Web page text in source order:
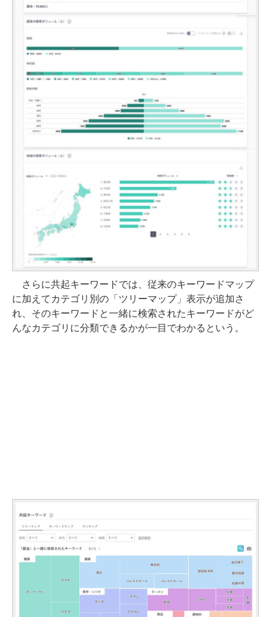
さらに共起キーワードでは、従来のキーワードマップ
に加えてカテゴリ別の「ツリーマップ」表示が追加さ
れ、そのキーワードと一緒に検索されたキーワードがど
んなカテゴリに分類できるかが一目でわかるという。